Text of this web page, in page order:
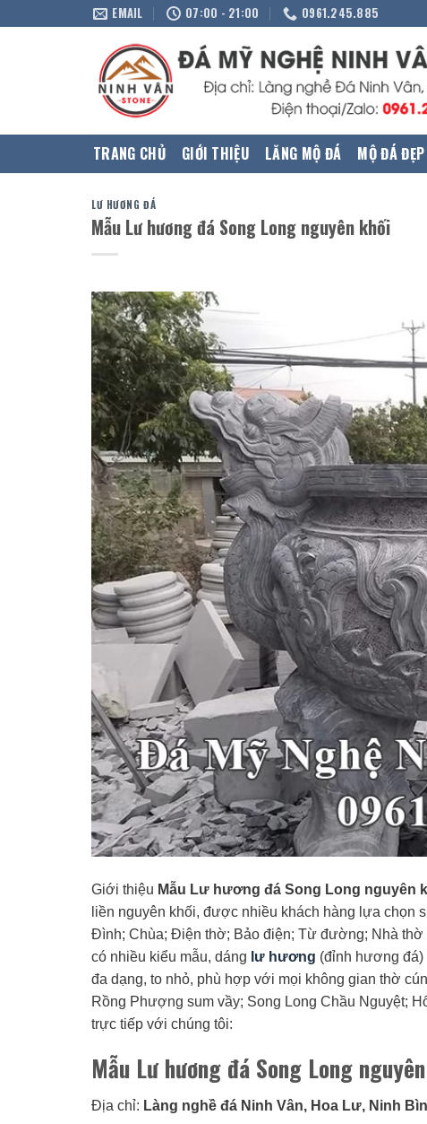
EMAIL 07:00 - 21:00 0961.245.885
TRANG CHỦ GIỚI THIỆU LĂNG MỘ ĐÁ MỘ ĐÁ ĐẸP
LƯ HƯƠNG ĐÁ
Mẫu Lư hương đá Song Long nguyên khối
Giới thiệu Mẫu Lư hương đá Song Long nguyên
liền nguyên khối, được nhiều khách hàng lựa chọn
Đình; Chùa; Điện thờ; Bảo điện; Từ đường; Nhà thờ
có nhiều kiểu mẫu, dáng lư hương (đỉnh hương
đa dạng, to nhỏ, phù hợp với mọi không gian thờ
Rồng Phượng sum vầy; Song Long Chầu Nguyệt;
trực tiếp với chúng tôi:
Mẫu Lư hương đá Song Long
Địa chỉ: Làng nghề đá Ninh Vân, Hoa Lư, Ninh